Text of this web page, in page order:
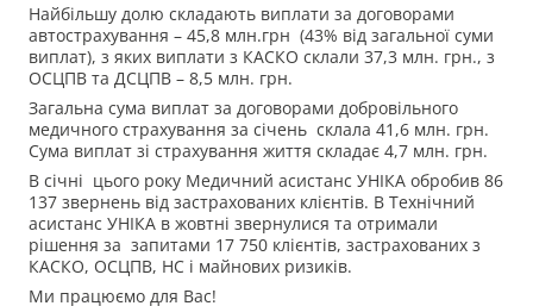
Найбільшу долю складають виплати за договорами
автострахування – 45,8 млн.грн (43% від загальної суми
виплат), з яких виплати з КАСКО склали 37,3 млн. грн., з
ОСЦПВ та ДСЦПВ – 8,5 млн. грн.
Загальна сума виплат за договорами добровільного
медичного страхування за січень склала 41,6 млн. грн.
Сума виплат зі страхування життя складає 4,7 млн. грн.
В січні цього року Медичний асистанс УНІКА обробив 86
137 звернень від застрахованих клієнтів. В Технічний
асистанс УНІКА в жовтні звернулися та отримали
рішення за запитами 17 750 клієнтів, застрахованих з
КАСКО, ОСЦПВ, НС і майнових ризиків.
Ми працюємо для Вас!